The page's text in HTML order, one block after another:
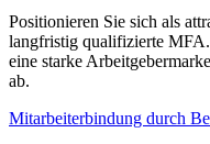
Positionieren Sie sich als
langfristig qualifizierte
eine starke
ab.
Mitarbeiterbindung durch